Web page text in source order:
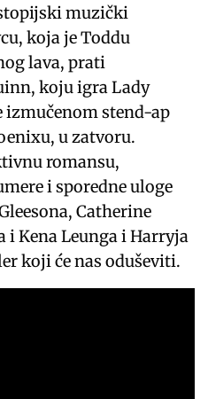
muzički
koja je Toddu
lava, prati
koju igra Lady
izmučenom stend-ap
u zatvoru.
romansu,
i sporedne uloge
Catherine
i Kena Leunga i Harryja
koji će nas oduševiti.